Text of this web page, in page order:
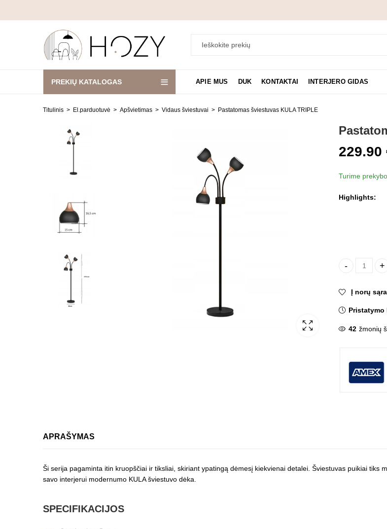
PREKIŲ KATALOGAS APIE MUS DUK KONTAKTAI INTERJERO GIDAS
Titulinis El.parduotuvė Apšvietimas Vidaus šviestuvai Pastatomas šviestuvas KULA TRIPLE
229.90
Turime
Highlights:
Pastatomas
Į norų
Pristatymo
42 žmonių
APRAŠYMAS
Ši serija pagaminta itin kruopščiai ir tiksliai, skiriant ypatingą dėmesį kiekvienai detalei. Šviestuvas puikiai
savo interjerui modernumo KULA šviestuvo dėka.
SPECIFIKACIJOS